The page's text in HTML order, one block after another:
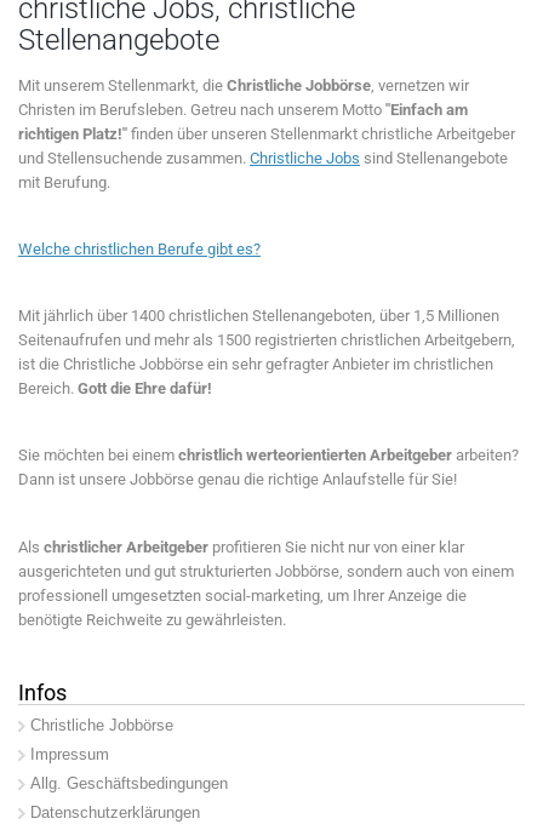
christliche Jobs, christliche
Stellenangebote
Mit unserem Stellenmarkt, die Christliche Jobbörse, vernetzen wir
Christen im Berufsleben. Getreu nach unserem Motto "Einfach am
richtigen Platz!" finden über unseren Stellenmarkt christliche Arbeitgeber
und Stellensuchende zusammen. Christliche Jobs sind Stellenangebote
mit Berufung.
Welche christlichen Berufe gibt es?
Mit jährlich über 1400 christlichen Stellenangeboten, über 1,5 Millionen
Seitenaufrufen und mehr als 1500 registrierten christlichen Arbeitgebern,
ist die Christliche Jobbörse ein sehr gefragter Anbieter im christlichen
Bereich. Gott die Ehre dafür!
Sie möchten bei einem christlich werteorientierten Arbeitgeber arbeiten?
Dann ist unsere Jobbörse genau die richtige Anlaufstelle für Sie!
Als christlicher Arbeitgeber profitieren Sie nicht nur von einer klar
ausgerichteten und gut strukturierten Jobbörse, sondern auch von einem
professionell umgesetzten social-marketing, um Ihrer Anzeige die
benötigte Reichweite zu gewährleisten.
Infos
Christliche Jobbörse
Impressum
Allg. Geschäftsbedingungen
Datenschutzerklärungen